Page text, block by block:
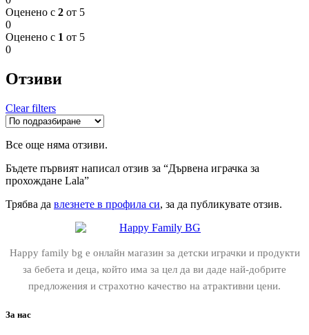
Оценено с 2 от 5
0
Оценено с 1 от 5
0
Отзиви
Clear filters
Все още няма отзиви.
Бъдете първият написал отзив за “Дървена играчка за
прохождане Lala”
Трябва да влезнете в профила си, за да публикувате отзив.
Happy family bg е онлайн магазин за детски играчки и продукти
за бебета и деца, който има за цел да ви даде най-добрите
предложения и страхотно качество на атрактивни цени.
За нас